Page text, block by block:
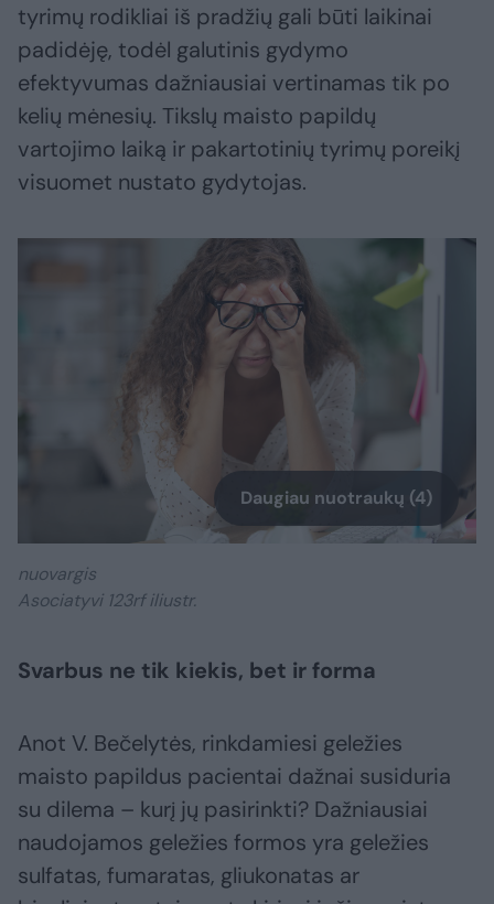
tyrimų rodikliai iš pradžių gali būti laikinai
padidėję, todėl galutinis gydymo
efektyvumas dažniausiai vertinamas tik po
kelių mėnesių. Tikslų maisto papildų
vartojimo laiką ir pakartotinių tyrimų poreikį
visuomet nustato gydytojas.
Daugiau nuotraukų (4)
nuovargis
Asociatyvi 123rf iliustr.
Svarbus ne tik kiekis, bet ir forma
Anot V. Bečelytės, rinkdamiesi geležies
maisto papildus pacientai dažnai susiduria
su dilema – kurį jų pasirinkti? Dažniausiai
naudojamos geležies formos yra geležies
sulfatas, fumaratas, gliukonatas ar